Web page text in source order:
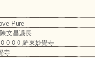
Pure
文昌議長
0 0 0 羅東妙覺寺
寺